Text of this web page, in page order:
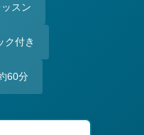
スン
ク付き
60分